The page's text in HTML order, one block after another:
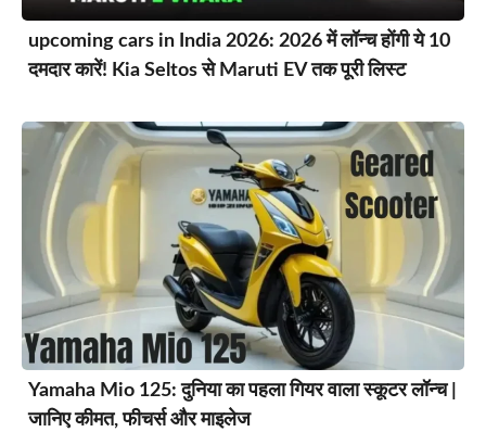
upcoming cars in India 2026: 2026 में लॉन्च होंगी ये 10
दमदार कारें! Kia Seltos से Maruti EV तक पूरी लिस्ट
Yamaha Mio 125: दुनिया का पहला गियर वाला स्कूटर लॉन्च |
जानिए कीमत, फीचर्स और माइलेज